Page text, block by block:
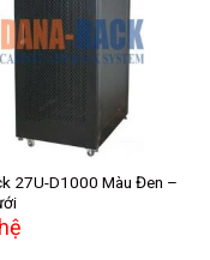
Add to
wishlist
27U-D1000 Màu Đen –